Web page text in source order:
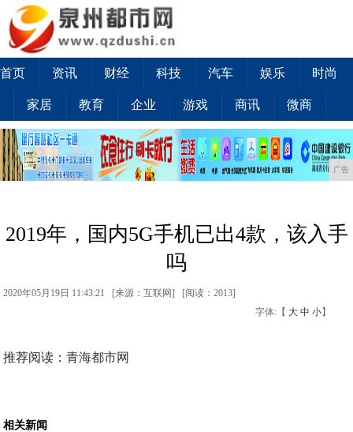
首页 资讯 财经 科技 汽车 娱乐 时尚
家居 教育 企业 游戏 商讯 微商
广告
2019年，国内5G手机已出4款，该入手
吗
2020年05月19日 11:43:21 [来源：互联网] [阅读：2013]
字体:【 大 中 小】
推荐阅读：青海都市网
相关新闻